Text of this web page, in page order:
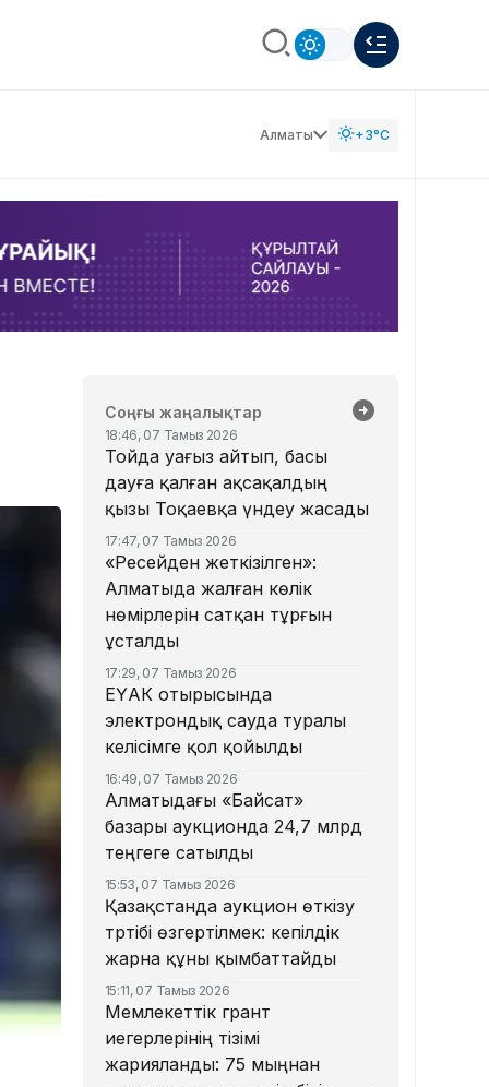
Алматы +3°C
Соңғы жаңалықтар
18:46, 07 Тамыз 2026
Тойда уағыз айтып, басы
дауға қалған ақсақалдың
қызы Тоқаевқа үндеу жасады
17:47, 07 Тамыз 2026
«Ресейден жеткізілген»:
Алматыда жалған көлік
нөмірлерін сатқан тұрғын
ұсталды
17:29, 07 Тамыз 2026
ЕҮАК отырысында
электрондық сауда туралы
келісімге қол қойылды
16:49, 07 Тамыз 2026
Алматыдағы «Байсат»
базары аукционда 24,7 млрд
теңгеге сатылды
15:53, 07 Тамыз 2026
Қазақстанда аукцион өткізу
тәртібі өзгертілмек: кепілдік
жарна құны қымбаттайды
15:11, 07 Тамыз 2026
Мемлекеттік грант
иегерлерінің тізімі
жарияланды: 75 мыңнан